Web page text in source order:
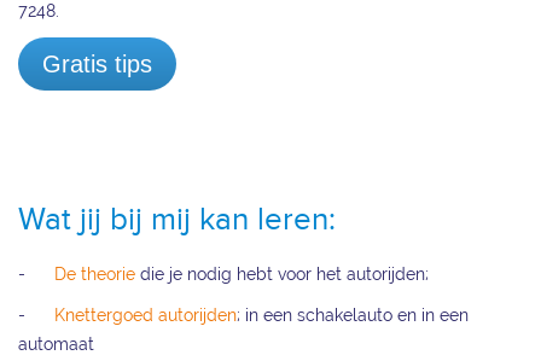
7248.
Gratis tips
Wat jij bij mij kan leren:
- De theorie die je nodig hebt voor het autorijden;
- Knettergoed autorijden; in een schakelauto en in een
automaat